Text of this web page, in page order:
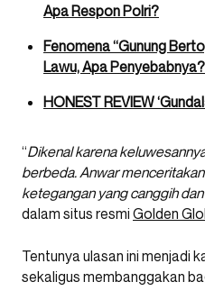
Apa Respon Polri?
Fenomena “Gunung
Lawu, Apa Penyebabnya?
HONEST REVIEW
“Dikenal karena
berbeda. Anwar
ketegangan yang canggih
dalam situs resmi Golden
Tentunya ulasan ini menjadi
sekaligus membanggakan